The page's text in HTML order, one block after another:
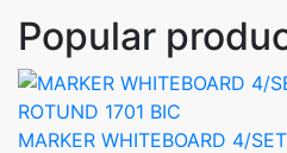
Popular
MARKER WHITEBOARD 4/